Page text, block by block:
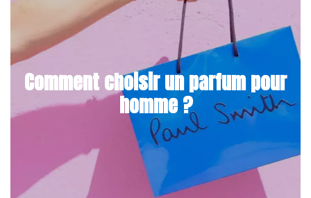
Comment choisir un parfum pour
homme ?